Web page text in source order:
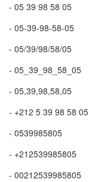
- 05 39 98 58 05
- 05-39-98-58-05
- 05/39/98/58/05
- 05_39_98_58_05
- 05,39,98,58,05
- +212 5 39 98 58 05
- 0539985805
- +212539985805
- 00212539985805